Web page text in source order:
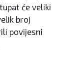
će veliki
broj
povijesni